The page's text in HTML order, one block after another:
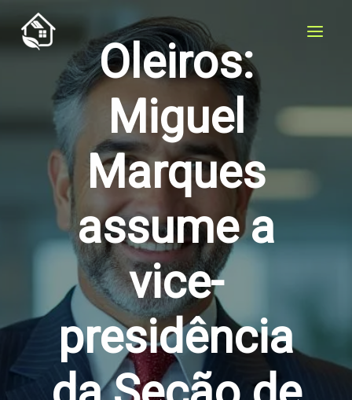
para
Oleiros:
Miguel
Marques
assume a
vice-
presidência